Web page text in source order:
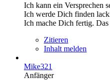
Ich kann ein Versprechen
Ich werde Dich finden
Ich mache Dich fertig. Das
Zitieren
Inhalt melden
Mike321
Anfänger